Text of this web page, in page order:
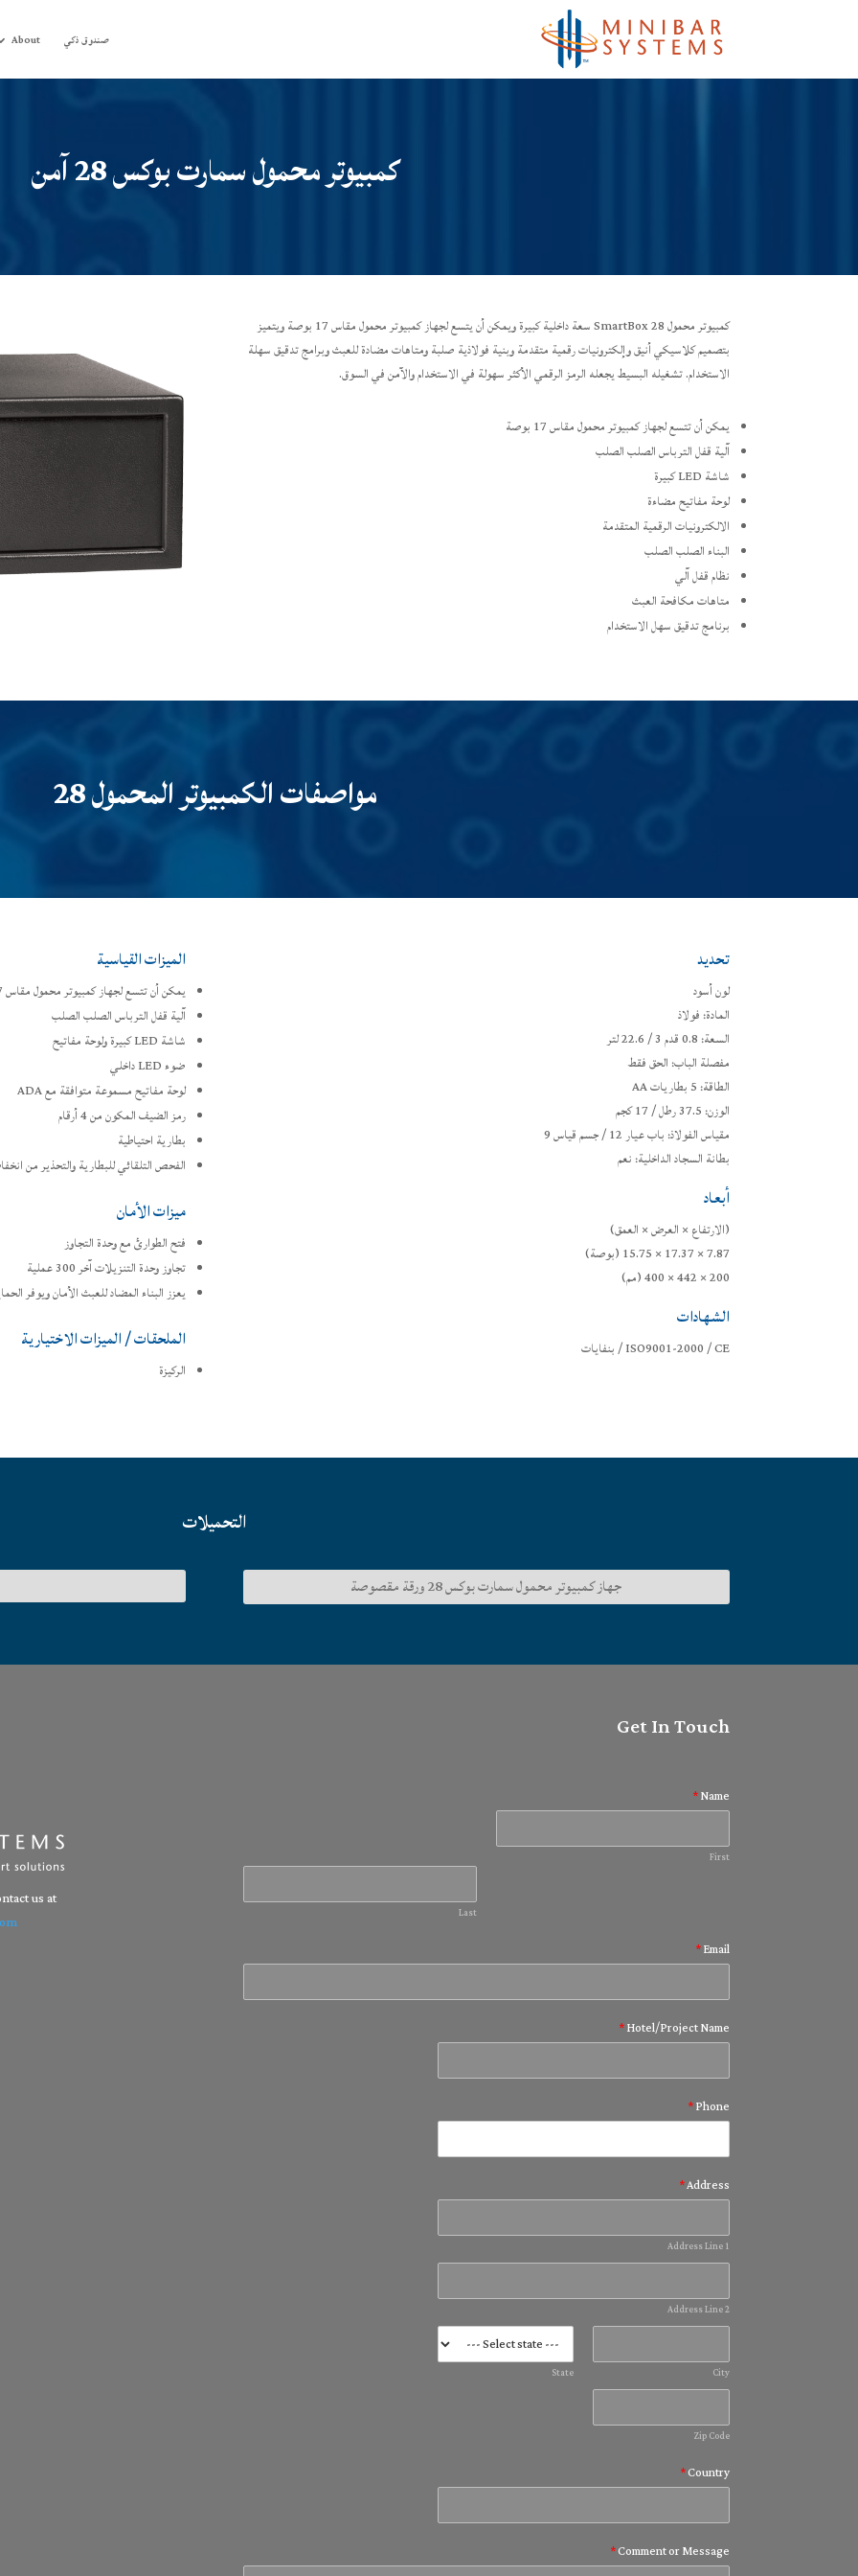
صندوق ذكي About
كمبيوتر محمول سمارت بوكس 28 آمن
كمبيوتر محمول SmartBox 28 سعة داخلية كبيرة ويمكن أن يتسع لجهاز كمبيوتر محمول مقاس 17 بوصة ويتميز
بتصميم كلاسيكي أنيق وإلكترونيات رقمية متقدمة وبنية فولاذية صلبة ومتاهات مضادة للعبث وبرامج تدقيق سهلة
الاستخدام. تشغيله البسيط يجعله الرمز الرقمي الأكثر سهولة في الاستخدام والآمن في السوق.
يمكن أن تتسع لجهاز كمبيوتر محمول مقاس 17 بوصة
آلية قفل الترباس الصلب الصلب
شاشة LED كبيرة
لوحة مفاتيح مضاءة
الالكترونيات الرقمية المتقدمة
البناء الصلب الصلب
نظام قفل آلي
متاهات مكافحة العبث
برنامج تدقيق سهل الاستخدام
مواصفات الكمبيوتر المحمول 28
الميزات القياسية
يمكن أن تتسع لجهاز كمبيوتر محمول مقاس 17 بوصة
آلية قفل الترباس الصلب الصلب
شاشة LED كبيرة ولوحة مفاتيح
ضوء LED داخلي
لوحة مفاتيح مسموعة متوافقة مع ADA
رمز الضيف المكون من 4 أرقام
بطارية احتياطية
الفحص التلقائي للبطارية والتحذير من
ميزات الأمان
فتح الطوارئ مع وحدة التجاوز
تجاوز وحدة التنزيلات آخر 300 عملية
يعزز البناء المضاد للعبث الأمان ويوفر
الملحقات / الميزات الاختيارية
الركيزة
تحديد
لون أسود
المادة: فولاذ
السعة: 0.8 قدم 3 / 22.6 لتر
مفصلة الباب: الحق فقط
الطاقة: 5 بطاريات AA
الوزن: 37.5 رطل / 17 كجم
مقياس الفولاذ: باب عيار 12 / جسم قياس 9
بطانة السجاد الداخلية: نعم
أبعاد
(الارتفاع × العرض × العمق)
7.87 × 17.37 × 15.75 (بوصة)
200 × 442 × 400 (مم)
الشهادات
ISO9001-2000 / CE / بنفايات
التحميلات
جهاز كمبيوتر محمول سمارت بوكس 28 ورقة مقصوصة
us at
Get In Touch
Name
*
First
Last
Email
*
Hotel/Project Name
*
Phone
*
Address
*
Address Line 1
Address Line 2
City
State
Zip Code
Country
*
Comment or Message
*